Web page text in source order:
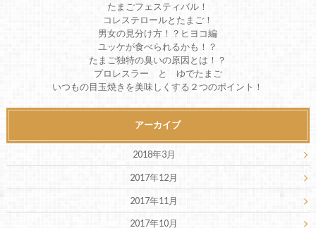
たまごフェスティバル！
コレステロールとたまご！
男女の見分け方！？ヒヨコ編
ユッケが食べられるかも！？
たまご独特の臭いの原因とは！？
プロレスラー と ゆでたまご
いつもの目玉焼きを美味しくする２つのポイント！
アーカイブ
2018年3月
2017年12月
2017年11月
2017年10月